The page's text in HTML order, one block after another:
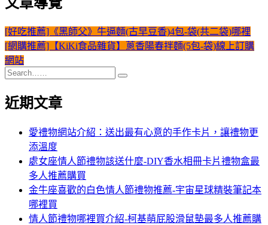
[好吃推薦]《黑師父》牛逼麵(古早豆香)4包-袋(共二袋)哪裡
[網購推薦]【KiKi食品雜貨】蔥香陽春拌麵(5包-袋)線上訂購
網站
近期文章
愛禮物網站介紹：送出最有心意的手作卡片，讓禮物更
添溫度
處女座情人節禮物該送什麼-DIY香水相冊卡片禮物盒最
多人推薦購買
金牛座喜歡的白色情人節禮物推薦-宇宙星球精裝筆記本
哪裡買
情人節禮物哪裡買介紹-柯基萌屁股滑鼠墊最多人推薦購